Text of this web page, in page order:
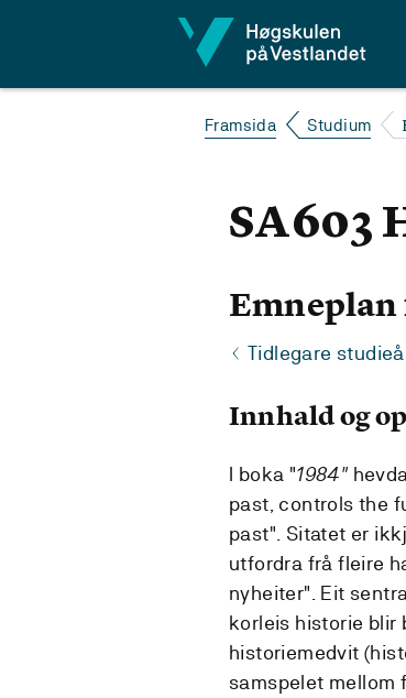
Framsida Studium
SA603
Tidlegare
Innhald og
I boka "1984"
past, controls the
past". Sitatet er
utfordra frå fleire
nyheiter". Eit
korleis historie blir
historiemedvit
samspelet mellom